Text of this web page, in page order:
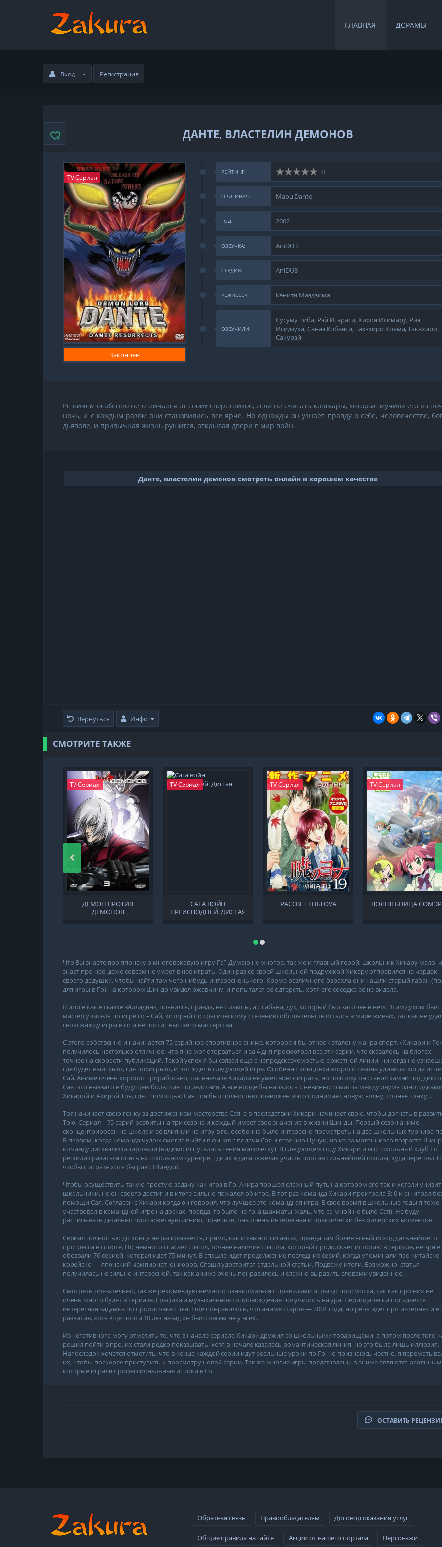
ГЛАВНАЯ ДОРАМЫ
Вход Регистрация
ДАНТЕ, ВЛАСТЕЛИН ДЕМОНОВ
TV Сериал
Закончен
РЕЙТИНГ: 0
ОРИГИНАЛ: Maou Dante
ГОД: 2002
ОЗВУЧКА: AniDUB
СТУДИЯ: AniDUB
РЕЖИССЕР: Кэнити Маэдзима
ОЗВУЧИЛИ:
Сусуму Тиба, Рэй Игараси, Хироя Исимару, Риэ
Исидзука, Санаэ Кобаяси, Такэхиро Кояма, Такахиро
Сакурай
Рё ничем особенно не отличался от своих сверстников, если не считать кошмары, которые мучили его из
ночь, и с каждым разом они становились все ярче. Но однажды он узнает правду о себе, человечестве,
дьяволе, и привычная жизнь рушится, открывая двери в мир войн.
Данте, властелин демонов смотреть онлайн в хорошем качестве
Вернуться Инфо
СМОТРИТЕ ТАКЖЕ
TV Сериал
ДЕМОН ПРОТИВ
ДЕМОНОВ
TV Сериал
САГА ВОЙН
ПРЕИСПОДНЕЙ: ДИСГАЯ
TV Сериал
РАССВЕТ ЁНЫ OVA
TV Сериал
ВОЛШЕБНИЦА
Что Вы знаете про японскую многовековую игру Го? Думаю не многое, так же и главный герой, школьник Хикару мало,
знает про неё, даже совсем не умеет в неё играть. Один раз со своей школьной подружкой Хикару отправился на чердак
своего дедушки, чтобы найти там чего-нибудь интересненького. Кроме различного барахла они нашли старый габан
для игры в Го), на котором Шиндо увидел ржавчину, и попытался её одтереть, хотя его соседка её не видела.
В итоге как в сказке «Алладин», появился, правда, не с лампы, а с габана, дух, который был заточен в нем. Этим духом был
мастер учитель по игре го – Сай, который по трагическому стечению обстоятельств остался в мире живых, так как не
свою жажду игры в го и не постиг высшего мастерства.
С этого собственно и начинается 75 серийное спортивное аниме, которое я бы отнес к эталону жанра спорт. «Хикари и Го»
получилось настолько отличное, что я не мог оторваться и за 4 дня просмотрел все эти серии, что сказалось на блогах,
точнее на скорости публикаций. Такой успех я бы связал еще с непредсказуемостью сюжетной линии, никогда не
где будет выигрыш, где проигрыш, и что ждет в следующей игре. Особенно концовка второго сезона удивила, когда
Сай. Аниме очень хорошо проработано, так вначале Хикари не умел вовсе играть, но поэтому он ставил камни под
Сая, что вызвало в будущем большие последствия. А все вроде бы началось с невинного матча между двумя
Хикарой и Акирой Тоя, где с помощью Сая Тоя был полностью повержен и это поднимает новую волну, точнее гонку…
Тоя начинает свою гонку за достижением мастерства Сая, а в последствии Хикари начинает свою, чтобы догнать в
Тою. Сериал – 75 серий разбиты на три сезона и каждый имеет свое значение в жизни Шинды. Первый сезон аниме
сконцентрирован на школе и её влиянии на игру в го, особенно было интересно посмотреть на два школьных турнира
В первом, когда команда чудом смогла выйти в финал с подачи Сая и везению Цуцуи, но из-за маленького возраста
команду дисквалифицировали (видимо испугались гения малолетку). В следующем году Хикари и его школьный клуб Го
решили сразиться опять на школьном турнире, где их ждала тяжелая участь против сильнейшей школы, куда перешел
чтобы с играть хотя бы раз с Шиндой.
Чтобы осуществить такую простую задачу как игра в Го, Акира прошел сложный путь на котором его так и хотели
школьники, но он своего достиг и в итоге сильно пожалел об игре. В тот раз команда Хикари проиграла 3: 0 и он играл
помощи Сая. Согласен с Хикари когда он говорил, что лучшее это командная игра. В свое время в школьные годы я тоже
участвовал в командной игре на досках, правда, то было не го, а шахматы, жаль, что со мной не было Сая). Не буду
расписывать детально про сюжетную линию, поверьте, она очень интересная и практически без филерских моментов.
Сериал полностью до конца не раскрывается, прямо, как и «вынос гиганта», правда там более ясный исход дальнейшего
прогресса в спорте. Но немного спасает спэшл, точнее наличие спэшла, который продолжает историю в сериале, не зря
обозвали 76 серией, которая идет 75 минут. В спэшле идет продолжение последних серий, когда упоминали про
корейско — японский чемпионат юниоров. Спэшл удостоится отдельной статьи. Подвожу итоги. Возможно, статья
получилась не сильно интересной, так как аниме очень понравилось и сложно выразить словами увиденное.
Смотреть обязательно, так же рекомендую немного ознакомиться с правилами игры до просмотра, так как про них не
очень много будет в сериале. Графика и музыкальное сопровождение получилось на ура. Периодически попадается
интересная задумка по прорисовке сцен. Еще понравилось, что аниме старое — 2001 года, но речь идет про интернет и
развитие, хотя еще почти 10 лет назад он был совсем не у всех...
Из негативного могу отметить то, что в начале сериала Хикари дружил со школьными товарищами, а потом после того
решил пойти в про, их стали редко показывать, хотя в начале казалась романтическая линия, но это была лишь иллюзия.
Напоследок хочется отметить, что в конце каждой серии идут реальные уроки по Го, но признаюсь честно, я
их, чтобы поскорее приступить к просмотру новой серии. Так же многие игры представлены в аниме являются
которые играли профессиональные игроки в Го.
ОСТАВИТЬ
Обратная связь Правообладателям Договор оказания услуг
Общие правила на сайте Акции от нашего портала Персонажи